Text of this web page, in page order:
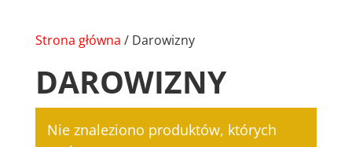
Strona główna / Darowizny
DAROWIZNY
Nie znaleziono produktów, których